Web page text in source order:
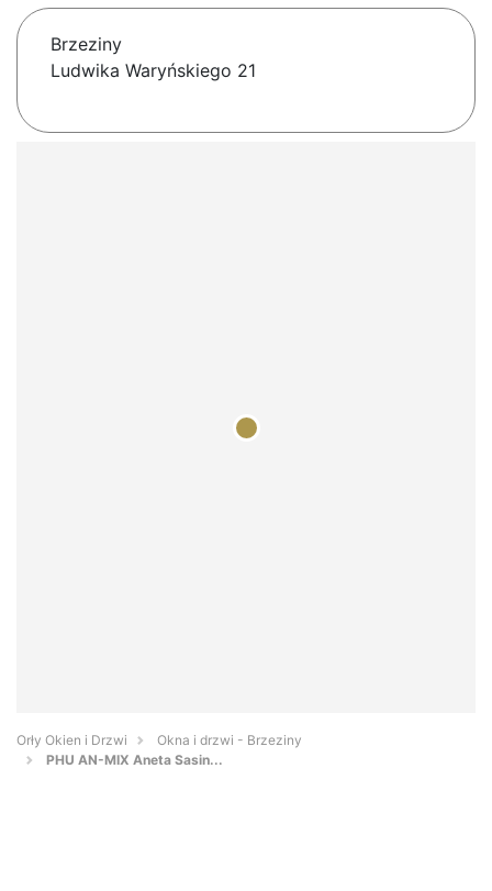
Brzeziny
Ludwika Waryńskiego 21
Orły Okien i Drzwi
Okna i drzwi - Brzeziny
PHU AN-MIX Aneta Sasin...